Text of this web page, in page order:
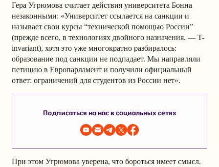
Гера Угрюмова считает действия университета Бонна
незаконными: «Университет ссылается на санкции и
называет свои курсы “технической помощью России”
(прежде всего, в технологиях двойного назначения. — T-
invariant), хотя это уже многократно разбиралось:
образование под санкции не подпадает. Мы направляли
петицию в Европарламент и получили официальный
ответ: ограничений для студентов из России нет».
Подписаться на нас в социальных сетях
При этом Угрюмова уверена, что бороться имеет смысл.